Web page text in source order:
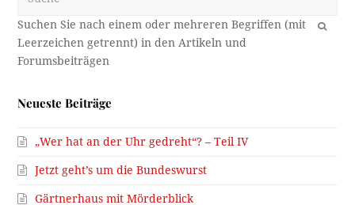
OK
Neueste Beiträge
„Wer hat an der Uhr gedreht“? – Teil IV
Jetzt geht’s um die Bundeswurst
Gärtnerhaus mit Mörderblick